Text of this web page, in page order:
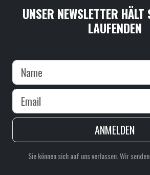
UNSER NEWSLETTER HÄLT
LAUFENDEN
ANMELDEN
Sie können sich auf uns verlassen. Wir